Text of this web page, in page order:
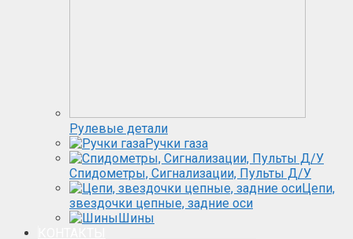
Рулевые детали
Ручки газа
Спидометры, Сигнализации, Пульты Д/У
Цепи,
звездочки цепные, задние оси
Шины